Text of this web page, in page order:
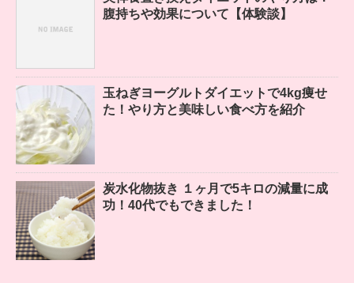
腹持ちや効果について【体験談】
玉ねぎヨーグルトダイエットで4kg痩せ
た！やり方と美味しい食べ方を紹介
炭水化物抜き １ヶ月で5キロの減量に成
功！40代でもできました！